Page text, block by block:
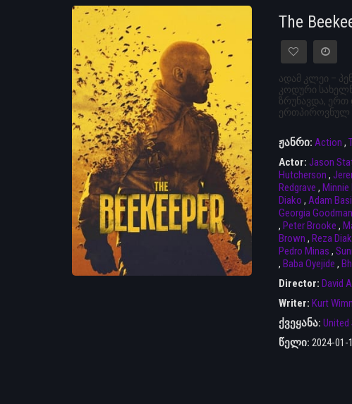
The
ადამ კლეი –
კოდური
ზრუნავდა, ერთ
ერთპიროვნულ
ჟანრი: Action ,
Actor: Jason
Hutcherson ,
Redgrave , Minnie
Diako , Adam
Georgia Goodman
, Peter Brooke ,
Brown , Reza
Pedro Minas ,
, Baba Oyejide ,
Director: David
Writer: Kurt
ქვეყანა:
წელი: 2024-01-